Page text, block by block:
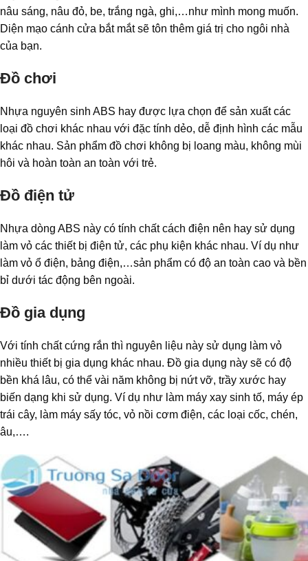
nâu sáng, nâu đỏ, be, trắng ngà, ghi,…như mình mong muốn.
Diện mạo cánh cửa bắt mắt sẽ tôn thêm giá trị cho ngôi nhà
của bạn.
Đồ chơi
Nhựa nguyên sinh ABS hay được lựa chọn để sản xuất các
loại đồ chơi khác nhau với đặc tính dẻo, dễ định hình các mẫu
khác nhau. Sản phẩm đồ chơi không bị loang màu, không mùi
hôi và hoàn toàn an toàn với trẻ.
Đồ điện tử
Nhựa dòng ABS này có tính chất cách điện nên hay sử dụng
làm vỏ các thiết bị điện tử, các phụ kiện khác nhau. Ví dụ như
làm vỏ ổ điện, bảng điện,…sản phẩm có độ an toàn cao và bền
bỉ dưới tác động bên ngoài.
Đồ gia dụng
Với tính chất cứng rắn thì nguyên liệu này sử dụng làm vỏ
nhiều thiết bị gia dụng khác nhau. Đồ gia dụng này sẽ có độ
bền khá lâu, có thể vài năm không bị nứt vỡ, trầy xước hay
biến dạng khi sử dụng. Ví dụ như làm máy xay sinh tố, máy ép
trái cây, làm máy sấy tóc, vỏ nồi cơm điện, các loại cốc, chén,
âu,….